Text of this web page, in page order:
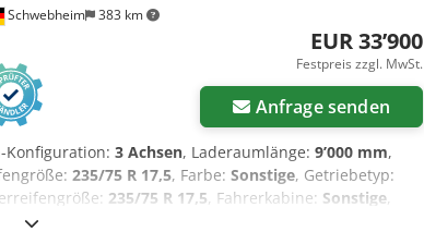
Schwebheim 383 km
EUR 33’900
Festpreis zzgl. MwSt.
Anfrage senden
Konfiguration: 3 Achsen, Laderaumlänge: 9’000 mm,
235/75 R 17,5, Farbe: Sonstige, Getriebetyp:
235/75 R 17,5, Fahrerkabine: Sonstige,